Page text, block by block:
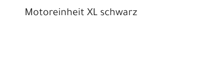
Motoreinheit XL schwarz